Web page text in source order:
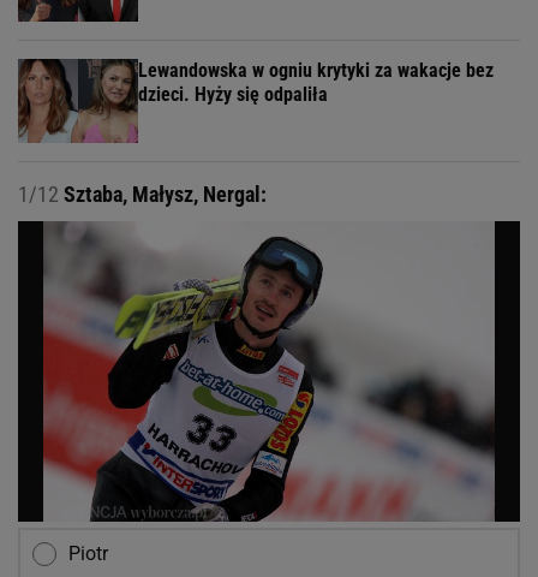
Lewandowska w ogniu krytyki za wakacje bez
dzieci. Hyży się odpaliła
1/12 Sztaba, Małysz, Nergal:
Piotr